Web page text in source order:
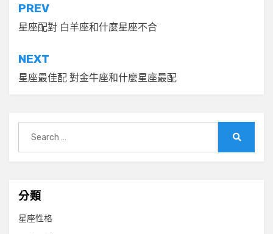
文
章
導
覽
PREV
星座配對 白羊座和什麼星座不合
NEXT
星座最佳配 對金牛座和什麼星座最配
for:
分類
星座性格